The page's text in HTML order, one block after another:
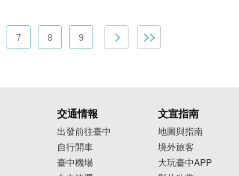
7 8 9
交通情報
出發前往臺中
自行開車
臺中機場
文宣指南
地圖與指南
境外旅客
大玩臺中APP